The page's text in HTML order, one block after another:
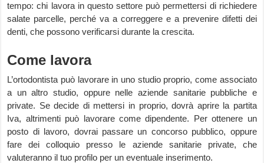
tempo: chi lavora in questo settore può permettersi di richiedere
salate parcelle, perché va a correggere e a prevenire difetti dei
denti, che possono verificarsi durante la crescita.
Come lavora
L’ortodontista può lavorare in uno studio proprio, come associato
a un altro studio, oppure nelle aziende sanitarie pubbliche e
private. Se decide di mettersi in proprio, dovrà aprire la partita
Iva, altrimenti può lavorare come dipendente. Per ottenere un
posto di lavoro, dovrai passare un concorso pubblico, oppure
fare dei colloquio presso le aziende sanitarie private, che
valuteranno il tuo profilo per un eventuale inserimento.